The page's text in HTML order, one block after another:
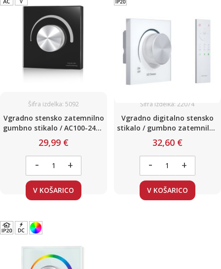
Šifra izdelka: 5092
Vgradno stensko zatemnilno
gumbno stikalo / AC100-240V
/ max 288W / Črne barve
29,99 €
- +
V KOŠARICO
Šifra izdelka: 22074
Vgradno digitalno stensko
stikalo / gumbno zatemnilno
z daljincem / AC100-240V /
max 500W / Bele barve
32,60 €
- +
V KOŠARICO